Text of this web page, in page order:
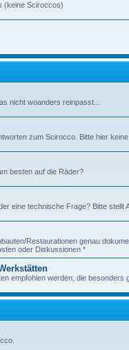
(keine Sciroccos)
nicht woanders reinpasst...
zum Scirocco. Bitte hier
besten auf die Räder?
eine technische Frage? Bitte stellt
Restaurationen genau
oder Diskussionen *
empfohlen werden, die besonders